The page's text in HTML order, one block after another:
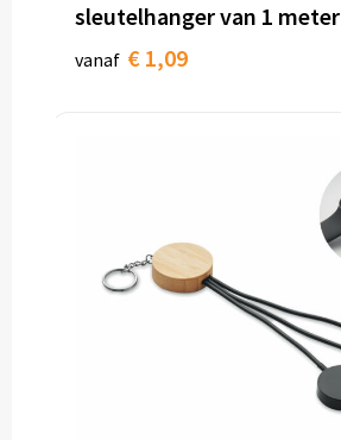
sleutelhanger van 1 meter
vanaf € 1,09